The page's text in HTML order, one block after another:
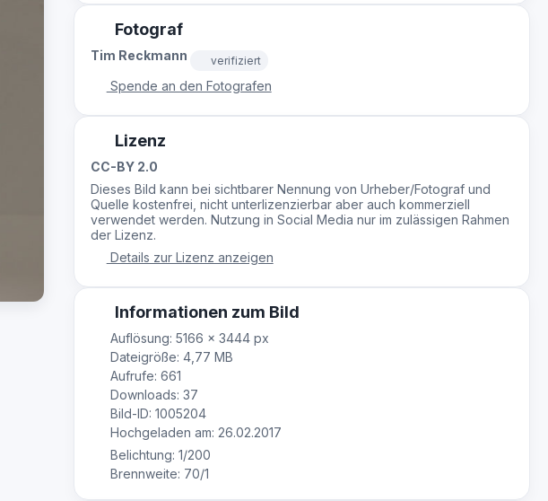
Fotograf
Tim Reckmann verifiziert
Spende an den Fotografen
Lizenz
CC-BY 2.0
Dieses Bild kann bei sichtbarer Nennung von Urheber/Fotograf und
Quelle kostenfrei, nicht unterlizenzierbar aber auch kommerziell
verwendet werden. Nutzung in Social Media nur im zulässigen Rahmen
der Lizenz.
Details zur Lizenz anzeigen
Informationen zum Bild
Auflösung: 5166 × 3444 px
Dateigröße: 4,77 MB
Aufrufe: 661
Downloads: 37
Bild-ID: 1005204
Hochgeladen am: 26.02.2017
Belichtung: 1/200
Brennweite: 70/1